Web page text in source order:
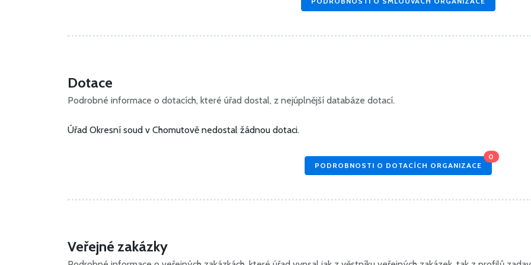
Dotace
Podrobné informace o dotacích, které úřad dostal, z nejúplnější databáze dotací.
Úřad Okresní soud v Chomutově nedostal žádnou dotaci.
PODROBNOSTI O DOTACÍCH ORGANIZACE
0
Veřejné zakázky